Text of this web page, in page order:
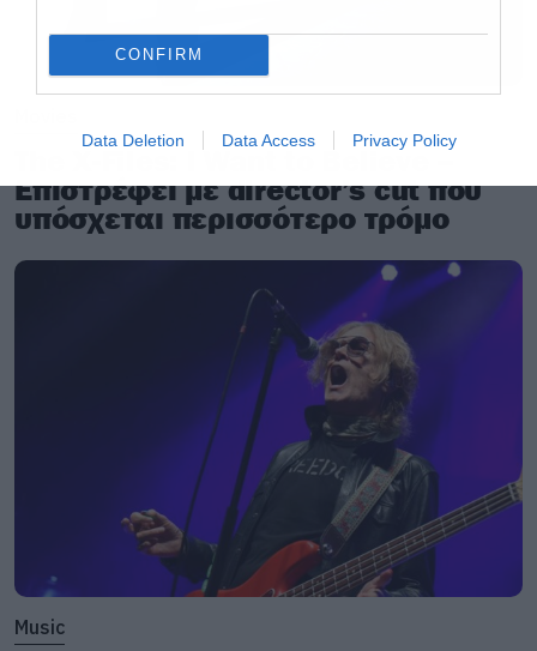
CONFIRM
Data Deletion Data Access Privacy Policy
The X-Files: I Want to Believe –
Επιστρέφει με director’s cut που
υπόσχεται περισσότερο τρόμο
Music